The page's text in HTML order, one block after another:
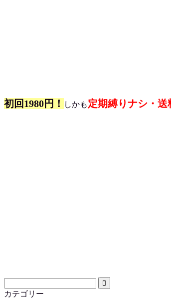
初回1980円！
しかも定期縛りナシ・送
カテゴリー